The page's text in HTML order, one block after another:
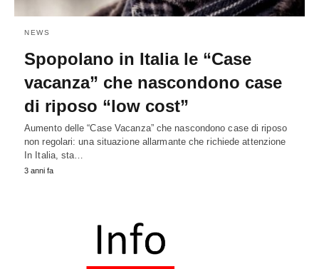
NEWS
Spopolano in Italia le “Case
vacanza” che nascondono case
di riposo “low cost”
Aumento delle “Case Vacanza” che nascondono case di riposo
non regolari: una situazione allarmante che richiede attenzione
In Italia, sta…
3 anni fa